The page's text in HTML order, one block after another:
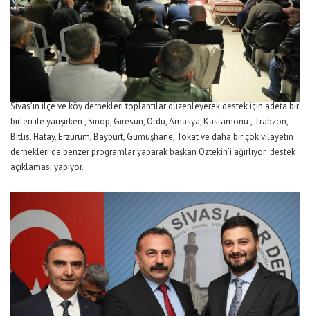
Sivas’ın ilçe ve köy dernekleri toplantılar düzenleyerek destek için adeta bir
birleri ile yarışırken , Sinop, Giresun, Ordu, Amasya, Kastamonu , Trabzon,
Bitlis, Hatay, Erzurum, Bayburt, Gümüşhane, Tokat ve daha bir çok vilayetin
dernekleri de benzer programlar yaparak başkan Öztekin’i ağırlıyor destek
açıklaması yapıyor.